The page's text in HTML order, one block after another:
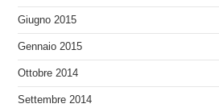
Giugno 2015
Gennaio 2015
Ottobre 2014
Settembre 2014